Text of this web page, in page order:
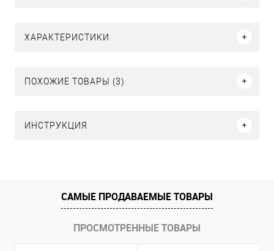
ХАРАКТЕРИСТИКИ
ПОХОЖИЕ ТОВАРЫ (3)
ИНСТРУКЦИЯ
САМЫЕ ПРОДАВАЕМЫЕ ТОВАРЫ
ПРОСМОТРЕННЫЕ ТОВАРЫ